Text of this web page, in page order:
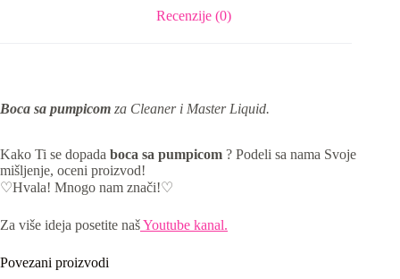
Recenzije (0)
Boca sa pumpicom za Cleaner i Master Liquid.
Kako Ti se dopada boca sa pumpicom ? Podeli sa nama Svoje
mišljenje, oceni proizvod!
♡Hvala! Mnogo nam znači!♡
Za više ideja posetite našYoutube kanal.
Povezani proizvodi